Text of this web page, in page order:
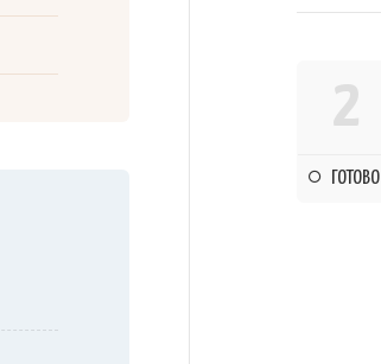
2
ГОТОВО